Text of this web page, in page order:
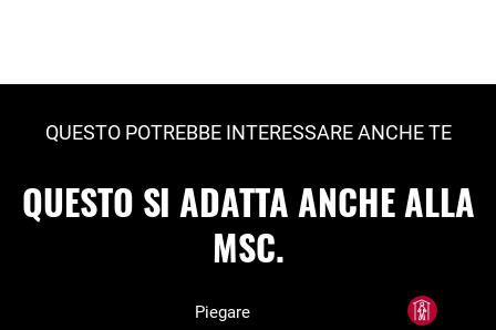
QUESTO POTREBBE INTERESSARE ANCHE TE
QUESTO SI ADATTA ANCHE ALLA
MSC.
Piegare